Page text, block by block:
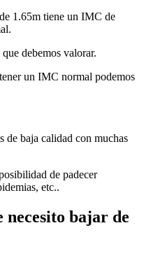
1.65m tiene un IMC de
debemos valorar.
un IMC normal podemos
de baja calidad con muchas
de padecer
etc..
bajar de